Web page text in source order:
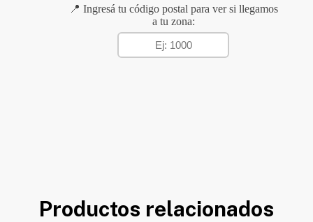
📍 Ingresá tu código postal para ver si llegamos
a tu zona:
Productos relacionados